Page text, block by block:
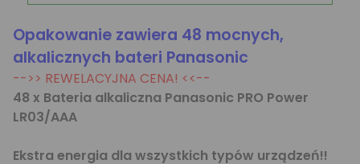
Opakowanie zawiera 48 mocnych,
alkalicznych bateri Panasonic
-->> REWELACYJNA CENA! <<--
48 x Bateria alkaliczna Panasonic PRO Power
LR03/AAA
Ekstra energia dla wszystkich typów urządzeń!!